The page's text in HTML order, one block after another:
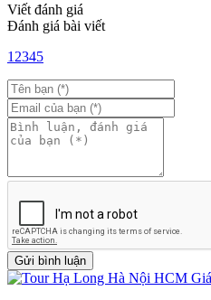
Viết đánh giá
Đánh giá bài viết
1 2345